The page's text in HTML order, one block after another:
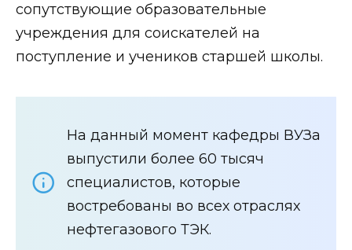
сопутствующие образовательные
учреждения для соискателей на
поступление и учеников старшей школы.
На данный момент кафедры ВУЗа
выпустили более 60 тысяч
специалистов, которые
востребованы во всех отраслях
нефтегазового ТЭК.